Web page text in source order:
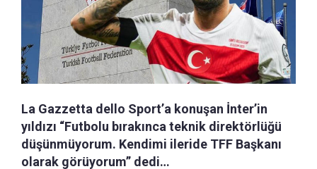
La Gazzetta dello Sport’a konuşan İnter’in
yıldızı “Futbolu bırakınca teknik direktörlüğü
düşünmüyorum. Kendimi ileride TFF Başkanı
olarak görüyorum” dedi…